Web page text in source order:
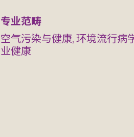
专业范畴
空气污染与健康, 环境流行病
业健康